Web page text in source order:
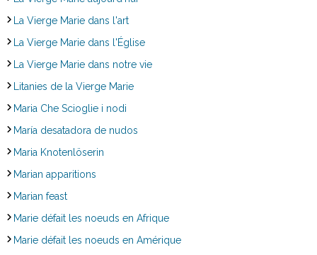
La Vierge Marie dans l'art
La Vierge Marie dans l'Église
La Vierge Marie dans notre vie
Litanies de la Vierge Marie
Maria Che Scioglie i nodi
María desatadora de nudos
Maria Knotenlöserin
Marian apparitions
Marian feast
Marie défait les noeuds en Afrique
Marie défait les noeuds en Amérique